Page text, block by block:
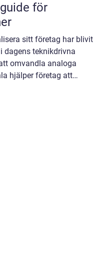
för
sitt företag har blivit
dagens teknikdrivna
omvandla analoga
hjälper företag att